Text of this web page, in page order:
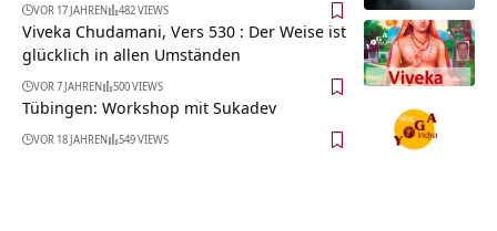
VOR 17 JAHREN 482 VIEWS
Viveka Chudamani, Vers 530 : Der Weise ist
glücklich in allen Umständen
VOR 7 JAHREN 500 VIEWS
Tübingen: Workshop mit Sukadev
VOR 18 JAHREN 549 VIEWS